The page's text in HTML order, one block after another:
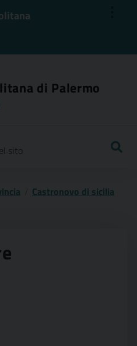
di Palermo
Castronovo di sicilia